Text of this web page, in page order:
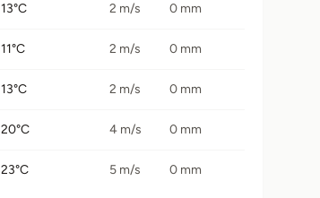
13°C 2 m/s 0 mm
11°C 2 m/s 0 mm
13°C 2 m/s 0 mm
20°C 4 m/s 0 mm
23°C 5 m/s 0 mm